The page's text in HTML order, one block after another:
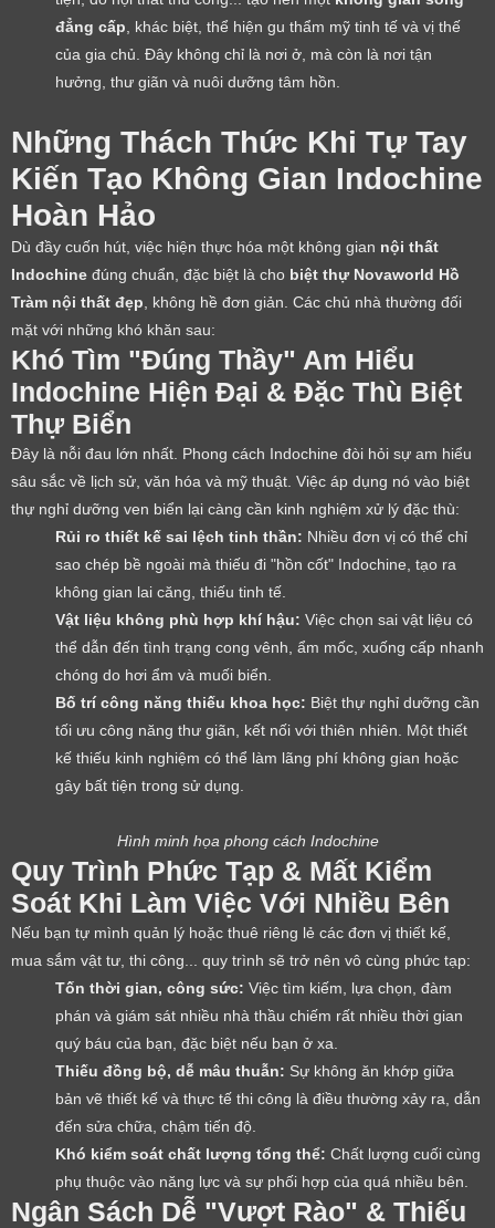
đẳng cấp , khác biệt, thể hiện gu thẩm mỹ tinh tế và vị thế
của gia chủ. Đây không chỉ là nơi ở, mà còn là nơi tận
hưởng, thư giãn và nuôi dưỡng tâm hồn.
Những Thách Thức Khi Tự Tay
Kiến Tạo Không Gian Indochine
Hoàn Hảo
Dù đầy cuốn hút, việc hiện thực hóa một không gian nội thất
Indochine đúng chuẩn, đặc biệt là cho biệt thự Novaworld Hồ
Tràm nội thất đẹp , không hề đơn giản. Các chủ nhà thường đối
mặt với những khó khăn sau:
Khó Tìm "Đúng Thầy" Am Hiểu
Indochine Hiện Đại & Đặc Thù Biệt
Thự Biển
Đây là nỗi đau lớn nhất. Phong cách Indochine đòi hỏi sự am hiểu
sâu sắc về lịch sử, văn hóa và mỹ thuật. Việc áp dụng nó vào biệt
thự nghỉ dưỡng ven biển lại càng cần kinh nghiệm xử lý đặc thù:
Rủi ro thiết kế sai lệch tinh thần: Nhiều đơn vị có thể chỉ
sao chép bề ngoài mà thiếu đi "hồn cốt" Indochine, tạo ra
không gian lai căng, thiếu tinh tế.
Vật liệu không phù hợp khí hậu: Việc chọn sai vật liệu có
thể dẫn đến tình trạng cong vênh, ẩm mốc, xuống cấp nhanh
chóng do hơi ẩm và muối biển.
Bố trí công năng thiếu khoa học: Biệt thự nghỉ dưỡng cần
tối ưu công năng thư giãn, kết nối với thiên nhiên. Một thiết
kế thiếu kinh nghiệm có thể làm lãng phí không gian hoặc
gây bất tiện trong sử dụng.
Hình minh họa phong cách Indochine
Quy Trình Phức Tạp & Mất Kiểm
Soát Khi Làm Việc Với Nhiều Bên
Nếu bạn tự mình quản lý hoặc thuê riêng lẻ các đơn vị thiết kế,
mua sắm vật tư, thi công... quy trình sẽ trở nên vô cùng phức tạp:
Tốn thời gian, công sức: Việc tìm kiếm, lựa chọn, đàm
phán và giám sát nhiều nhà thầu chiếm rất nhiều thời gian
quý báu của bạn, đặc biệt nếu bạn ở xa.
Thiếu đồng bộ, dễ mâu thuẫn: Sự không ăn khớp giữa
bản vẽ thiết kế và thực tế thi công là điều thường xảy ra, dẫn
đến sửa chữa, chậm tiến độ.
Khó kiểm soát chất lượng tổng thể: Chất lượng cuối cùng
phụ thuộc vào năng lực và sự phối hợp của quá nhiều bên.
Ngân Sách Dễ "Vượt Rào" & Thiếu